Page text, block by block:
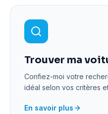
Trouver ma
Confiez-moi votre
idéal selon vos critères
En savoir plus